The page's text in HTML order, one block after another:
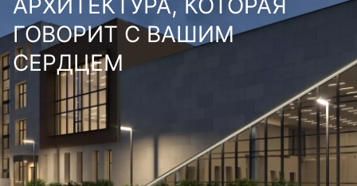
АРХИТЕКТУРА, КОТОРАЯ
ГОВОРИТ С ВАШИМ
СЕРДЦЕМ